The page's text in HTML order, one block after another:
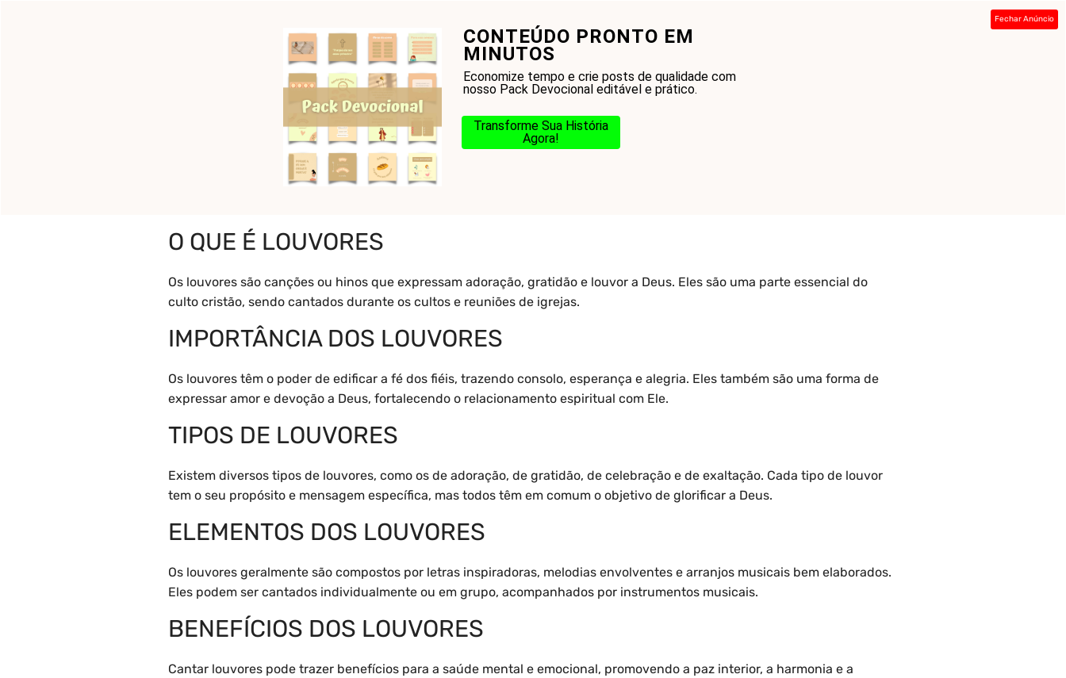
CONTEÚDO PRONTO EM
MINUTOS
Economize tempo e crie posts de qualidade com
nosso Pack Devocional editável e prático.
Transforme Sua História
Agora!
Fechar Anúncio
Pronto para conhecer a Bíblia? Glossário Blog Na Jornada
O que é Louvores
O QUE É LOUVORES
Os louvores são canções ou hinos que expressam adoração, gratidão e louvor a Deus. Eles são uma parte essencial do
culto cristão, sendo cantados durante os cultos e reuniões de igrejas.
IMPORTÂNCIA DOS LOUVORES
Os louvores têm o poder de edificar a fé dos fiéis, trazendo consolo, esperança e alegria. Eles também são uma forma de
expressar amor e devoção a Deus, fortalecendo o relacionamento espiritual com Ele.
TIPOS DE LOUVORES
Existem diversos tipos de louvores, como os de adoração, de gratidão, de celebração e de exaltação. Cada tipo de louvor
tem o seu propósito e mensagem específica, mas todos têm em comum o objetivo de glorificar a Deus.
ELEMENTOS DOS LOUVORES
Os louvores geralmente são compostos por letras inspiradoras, melodias envolventes e arranjos musicais bem elaborados.
Eles podem ser cantados individualmente ou em grupo, acompanhados por instrumentos musicais.
BENEFÍCIOS DOS LOUVORES
Cantar louvores pode trazer benefícios para a saúde mental e emocional, promovendo a paz interior, a harmonia e a